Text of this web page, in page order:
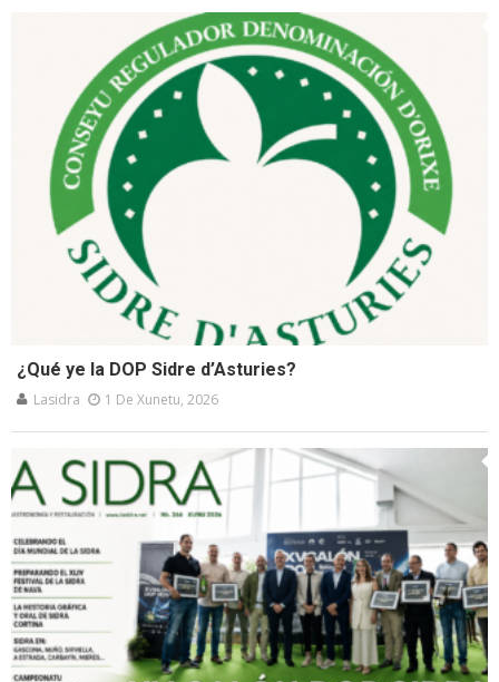
¿Qué ye la DOP Sidre d’Asturies?
Lasidra 1 De Xunetu, 2026